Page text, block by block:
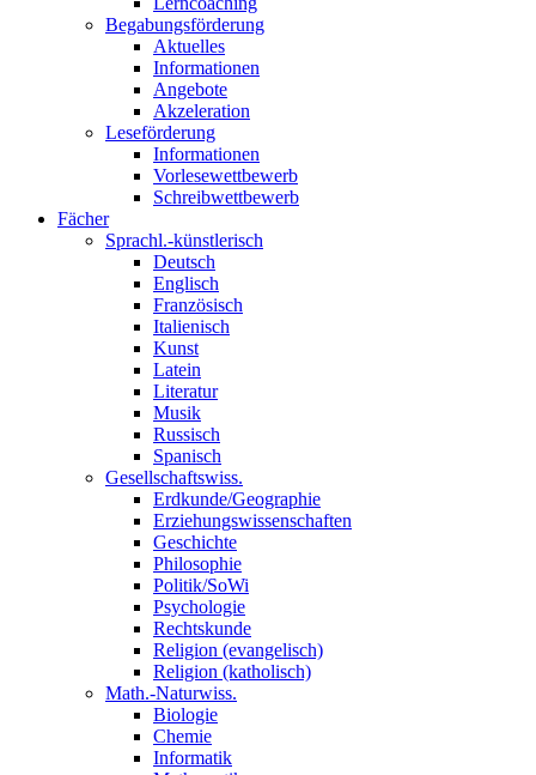
Begabungsförderung
Aktuelles
Informationen
Angebote
Akzeleration
Leseförderung
Informationen
Vorlesewettbewerb
Schreibwettbewerb
Fächer
Sprachl.-künstlerisch
Deutsch
Englisch
Französisch
Italienisch
Kunst
Latein
Literatur
Musik
Russisch
Spanisch
Gesellschaftswiss.
Erdkunde/Geographie
Erziehungswissenschaften
Geschichte
Philosophie
Politik/SoWi
Psychologie
Rechtskunde
Religion (evangelisch)
Religion (katholisch)
Math.-Naturwiss.
Biologie
Chemie
Informatik